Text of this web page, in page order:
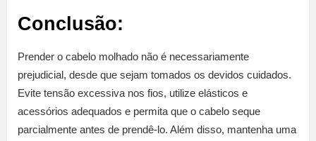
Conclusão:
Prender o cabelo molhado não é necessariamente
prejudicial, desde que sejam tomados os devidos cuidados.
Evite tensão excessiva nos fios, utilize elásticos e
acessórios adequados e permita que o cabelo seque
parcialmente antes de prendê-lo. Além disso, mantenha uma